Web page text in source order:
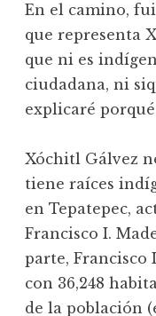
En el camino,
que representa
que ni es
ciudadana, ni
explicaré
Xóchitl Gálvez
tiene raíces
en Tepatepec,
Francisco I.
parte, Francisco
con 36,248
de la población